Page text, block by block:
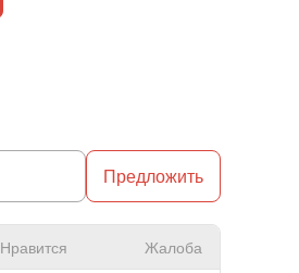
Предложить
Нравится Жалоба